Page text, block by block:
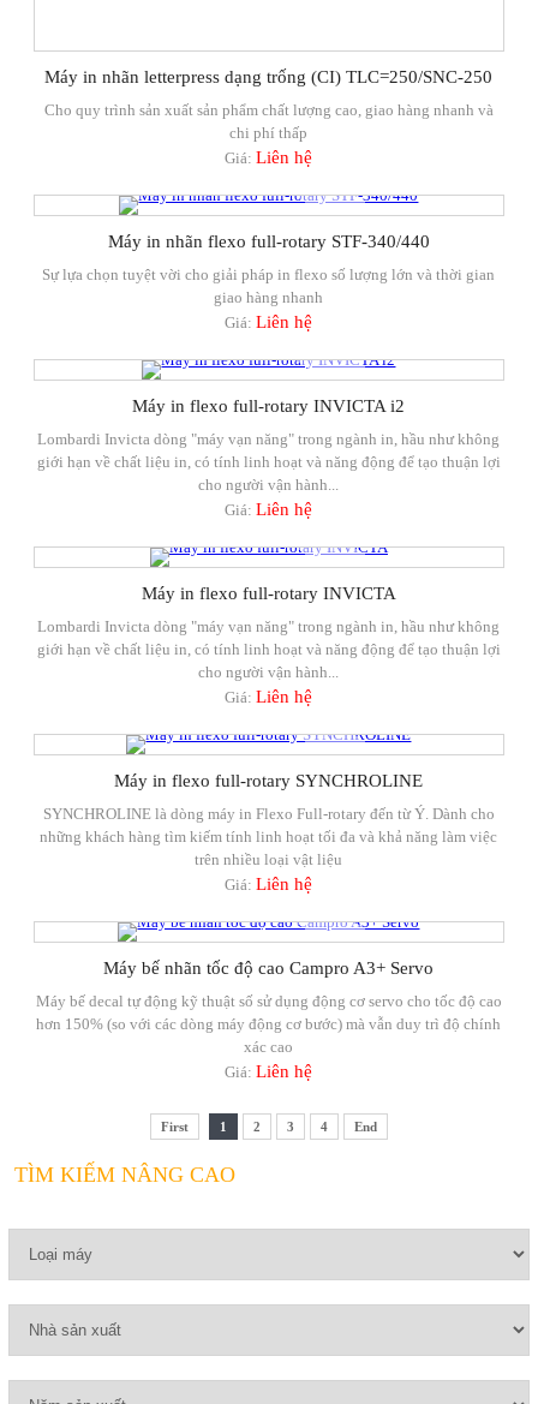
Máy in nhãn letterpress dạng trống (CI) TLC=250/SNC-250
Cho quy trình sản xuất sản phẩm chất lượng cao, giao hàng nhanh và
chi phí thấp
Giá:Liên hệ
Máy in nhãn flexo full-rotary STF-340/440
Sự lựa chọn tuyệt vời cho giải pháp in flexo số lượng lớn và thời gian
giao hàng nhanh
Giá:Liên hệ
Máy in flexo full-rotary INVICTA i2
Lombardi Invicta dòng "máy vạn năng" trong ngành in, hầu như không
giới hạn về chất liệu in, có tính linh hoạt và năng động để tạo thuận lợi
cho người vận hành...
Giá:Liên hệ
Máy in flexo full-rotary INVICTA
Lombardi Invicta dòng "máy vạn năng" trong ngành in, hầu như không
giới hạn về chất liệu in, có tính linh hoạt và năng động để tạo thuận lợi
cho người vận hành...
Giá:Liên hệ
Máy in flexo full-rotary SYNCHROLINE
SYNCHROLINE là dòng máy in Flexo Full-rotary đến từ Ý. Dành cho
những khách hàng tìm kiếm tính linh hoạt tối đa và khả năng làm việc
trên nhiều loại vật liệu
Giá:Liên hệ
Máy bế nhãn tốc độ cao Campro A3+ Servo
Máy bế decal tự động kỹ thuật số sử dụng động cơ servo cho tốc độ cao
hơn 150% (so với các dòng máy động cơ bước) mà vẫn duy trì độ chính
xác cao
Giá:Liên hệ
First 1 2 3 4 End
TÌM KIẾM NÂNG CAO